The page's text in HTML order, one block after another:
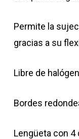
Permite la
gracias a su
Libre de
Bordes
Lengüeta con 4